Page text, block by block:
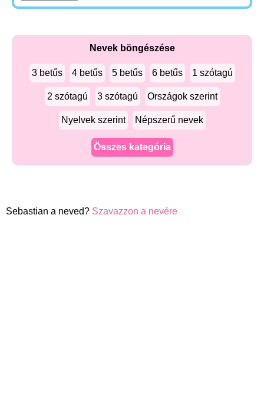
Nevek böngészése
3 betűs 4 betűs 5 betűs 6 betűs 1 szótagú
2 szótagú 3 szótagú Országok szerint
Nyelvek szerint Népszerű nevek
Összes kategória
Sebastian a neved? Szavazzon a nevére